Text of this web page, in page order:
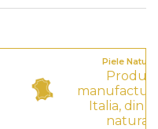
Piele
Italia, din